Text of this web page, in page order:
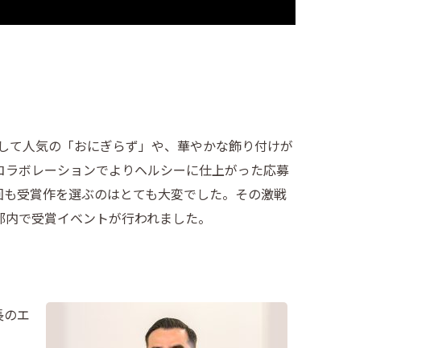
人気の「おにぎらず」や、華やかな飾り付けが
ボレーションでよりヘルシーに仕上がった応募
受賞作を選ぶのはとても大変でした。その激戦
で受賞イベントが行われました。
エ